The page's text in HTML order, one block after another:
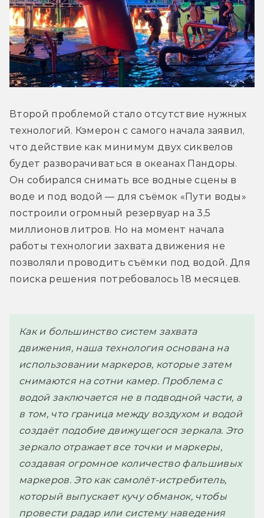
Второй проблемой стало отсутствие нужных
технологий. Кэмерон с самого начала заявил,
что действие как минимум двух сиквелов
будет разворачиваться в океанах Пандоры.
Он собирался снимать все водные сцены в
воде и под водой — для съёмок «Пути воды»
построили огромный резервуар на 3,5
миллионов литров. Но на момент начала
работы технологии захвата движения не
позволяли проводить съёмки под водой. Для
поиска решения потребовалось 18 месяцев.
Как и большинство систем захвата
движения, наша технология основана на
использовании маркеров, которые затем
снимаются на сотни камер. Проблема с
водой заключается не в подводной части, а
в том, что граница между воздухом и водой
создаёт подобие движущегося зеркала. Это
зеркало отражает все точки и маркеры,
создавая огромное количество фальшивых
маркеров. Это как самолёт-истребитель,
который выпускает кучу обманок, чтобы
провести радар или систему наведения